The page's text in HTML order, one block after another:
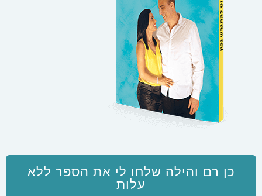
כן רם והילה שלחו לי את הספר ללא
עלות